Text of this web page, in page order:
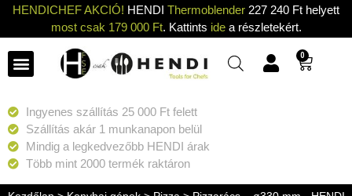
HENDICHEF AKCIÓ! HENDI Thermoblender 227 240 Ft helyett
most csak 179 000 Ft. Kattints idea részletekért.
0
Ingyenes szállítás 25 000 Ft felett
Szállítás akár 1 munkanapon belül
Mindig a legkedvezőbb HENDI árak
Több mint 2000 termék raktáron